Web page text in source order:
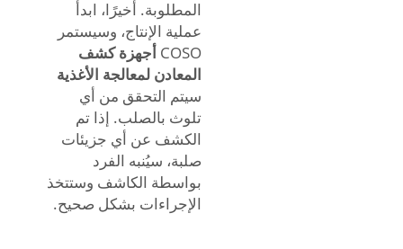
المطلوبة. أخيرًا، ابدأ
عملية الإنتاج، وسيستمر
COSO أجهزة كشف
المعادن لمعالجة الأغذية
سيتم التحقق من أي
تلوث بالصلب. إذا تم
الكشف عن أي جزيئات
صلبة، سيُنبه الفرد
بواسطة الكاشف وستتخذ
الإجراءات بشكل صحيح.